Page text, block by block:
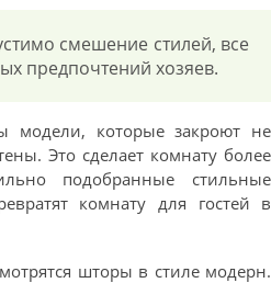
смешение стилей, все
предпочтений хозяев.
модели, которые закроют не
Это сделает комнату более
подобранные стильные
комнату для гостей в
шторы в стиле модерн.